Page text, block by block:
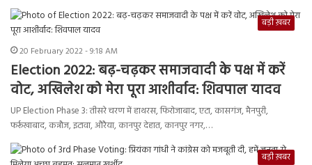
बड़ी ख़बर
20 February 2022 - 9:18 AM
Election 2022: बढ़-चढ़कर समाजवादी के पक्ष में करें
वोट, अखिलेश को मेरा पूरा आशीर्वाद: शिवपाल यादव
UP Election Phase 3: तीसरे चरण में हाथरस, फिरोजाबाद, एटा, कासगंज, मैनपुरी,
फर्रूखाबाद, कन्नौज, इटावा, औरैया, कानपुर देहात, कानपुर नगर,…
बड़ी ख़बर